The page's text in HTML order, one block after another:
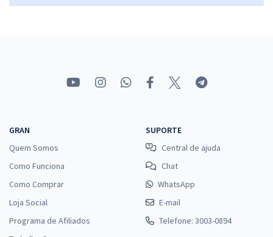
GRAN
Quem Somos
Como Funciona
Como Comprar
Loja Social
Programa de Afiliados
SUPORTE
Central de ajuda
Chat
WhatsApp
E-mail
Telefone: 3003-0894